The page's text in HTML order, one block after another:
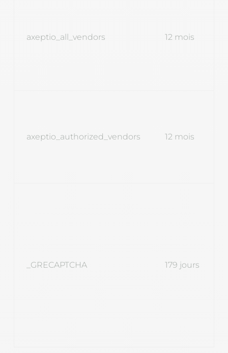
axeptio_all_vendors 12 mois
axeptio_authorized_vendors 12 mois
_GRECAPTCHA 179 jours